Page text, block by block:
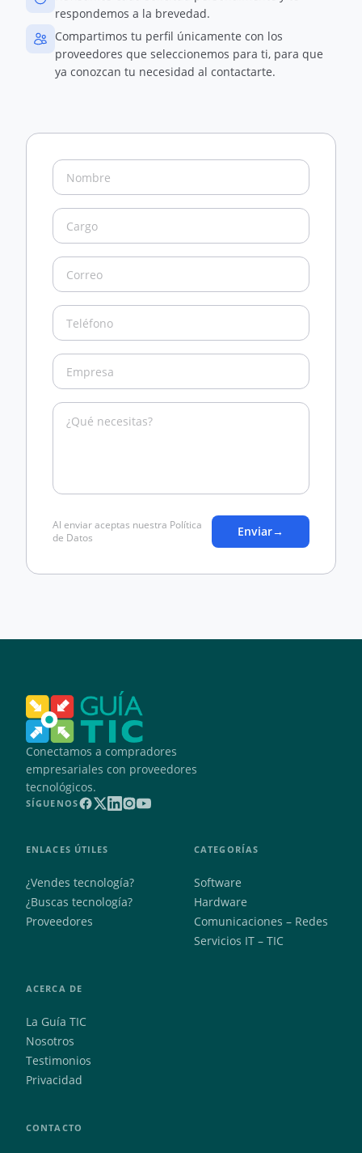
respondemos a la brevedad.
Compartimos tu perfil únicamente con los
proveedores que seleccionemos para ti, para que
ya conozcan tu necesidad al contactarte.
Al enviar aceptas nuestra Política
de Datos
Enviar→
Conectamos a compradores
empresariales con proveedores
tecnológicos.
SÍGUENOS
ENLACES ÚTILES
¿Vendes tecnología?
¿Buscas tecnología?
Proveedores
CATEGORÍAS
Software
Hardware
Comunicaciones – Redes
Servicios IT – TIC
ACERCA DE
La Guía TIC
Nosotros
Testimonios
Privacidad
CONTACTO